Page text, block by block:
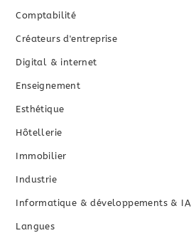
Comptabilité
Créateurs d'entreprise
Digital & internet
Enseignement
Esthétique
Hôtellerie
Immobilier
Industrie
Informatique & développements & IA
Langues